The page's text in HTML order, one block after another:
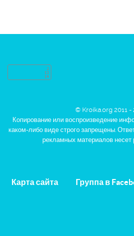
© Kroika.org 2011 -
Копирование или воспроизведение
каком-либо виде строго запрещены.
рекламных материалов несет
Карта сайта Группа в